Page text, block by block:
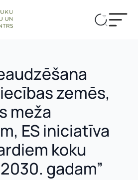
zemēs,
meža
ES iniciatīva
koku
gadam”